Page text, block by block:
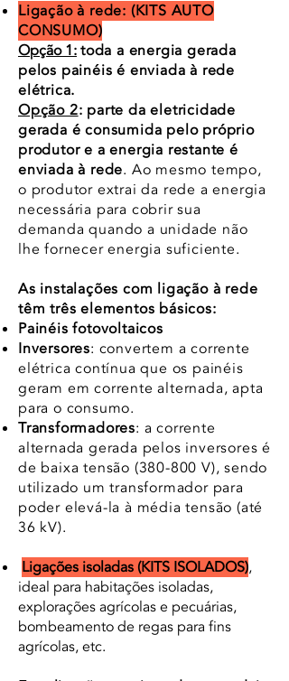
Ligação à rede: (KITS AUTO
CONSUMO)
Opção 1:toda a energia gerada
pelos painéis é enviada à rede
elétrica.
Opção 2: parte da eletricidade
gerada é consumida pelo próprio
produtor e a energia restante é
enviada à rede. Ao mesmo tempo,
o produtor extrai da rede a energia
necessária para cobrir sua
demanda quando a unidade não
lhe fornecer energia suficiente.
As instalações com ligação à rede
têm três elementos básicos:
Painéis fotovoltaicos
Inversores: convertem a corrente
elétrica contínua que os painéis
geram em corrente alternada, apta
para o consumo.
Transformadores: a corrente
alternada gerada pelos inversores é
de baixa tensão (380-800 V), sendo
utilizado um transformador para
poder elevá-la à média tensão (até
36 kV).
Ligações isoladas (KITS ISOLADOS),
ideal para habitações isoladas,
explorações agrícolas e pecuárias,
bombeamento de regas para fins
agrícolas, etc.